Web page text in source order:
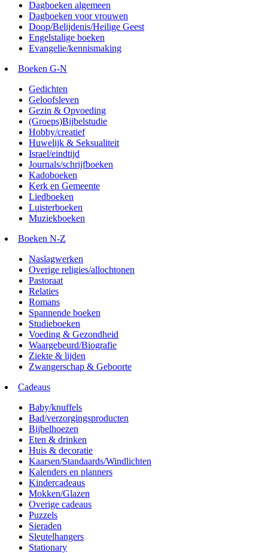
Dagboeken algemeen
Dagboeken voor vrouwen
Doop/Belijdenis/Heilige Geest
Engelstalige boeken
Evangelie/kennismaking
Boeken G-N
Gedichten
Geloofsleven
Gezin & Opvoeding
(Groeps)Bijbelstudie
Hobby/creatief
Huwelijk & Seksualiteit
Israel/eindtijd
Journals/schrijfboeken
Kadoboeken
Kerk en Gemeente
Liedboeken
Luisterboeken
Muziekboeken
Boeken N-Z
Naslagwerken
Overige religies/allochtonen
Pastoraat
Relaties
Romans
Spannende boeken
Studieboeken
Voeding & Gezondheid
Waargebeurd/Biografie
Ziekte & lijden
Zwangerschap & Geboorte
Cadeaus
Baby/knuffels
Bad/verzorgingsproducten
Bijbelhoezen
Eten & drinken
Huis & decoratie
Kaarsen/Standaards/Windlichten
Kalenders en planners
Kindercadeaus
Mokken/Glazen
Overige cadeaus
Puzzels
Sieraden
Sleutelhangers
Stationary